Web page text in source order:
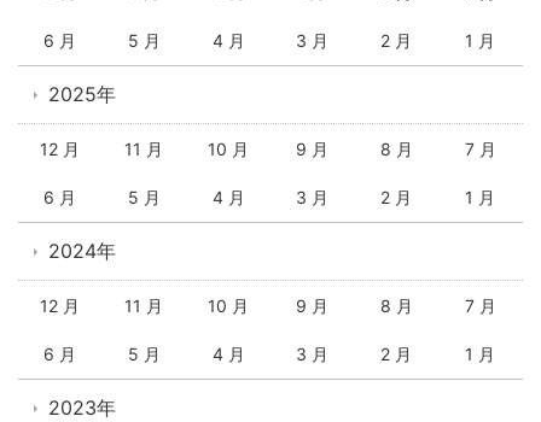
6 月 5 月 4 月 3 月 2 月 1 月
2025年
12 月 11 月 10 月 9 月 8 月 7 月
6 月 5 月 4 月 3 月 2 月 1 月
2024年
12 月 11 月 10 月 9 月 8 月 7 月
6 月 5 月 4 月 3 月 2 月 1 月
2023年